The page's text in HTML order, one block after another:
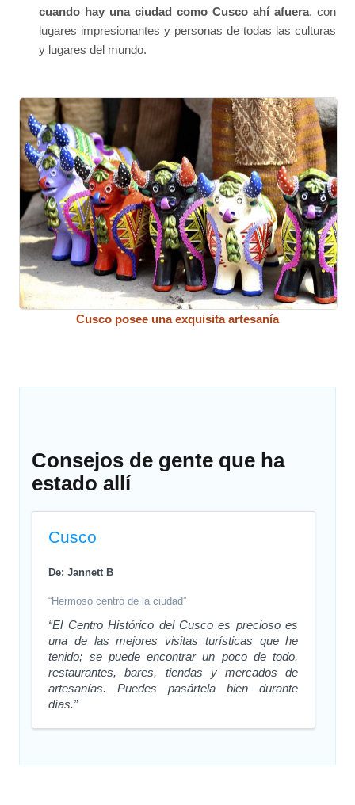
cuando hay una ciudad como Cusco ahí afuera, con
lugares impresionantes y personas de todas las culturas
y lugares del mundo.
Cusco posee una exquisita artesanía
Consejos de gente que ha
estado allí
Cusco
De: Jannett B
“Hermoso centro de la ciudad”
“El Centro Histórico del Cusco es precioso es
una de las mejores visitas turísticas que he
tenido; se puede encontrar un poco de todo,
restaurantes, bares, tiendas y mercados de
artesanías. Puedes pasártela bien durante
días.”